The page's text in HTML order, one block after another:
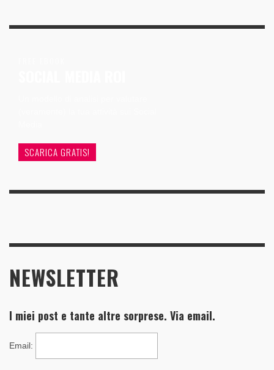
SCARICA GRATIS!
NEWSLETTER
I miei post e tante altre sorprese. Via email.
Email: